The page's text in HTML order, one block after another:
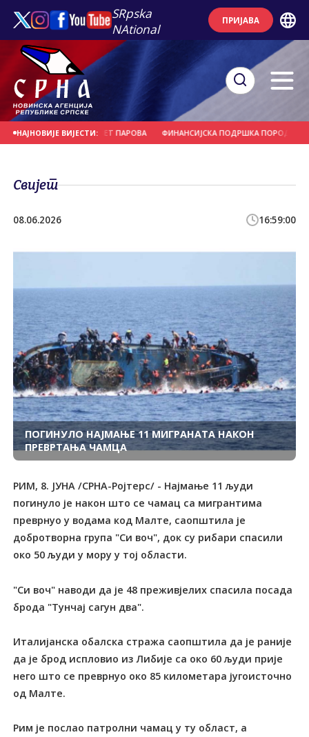
SRpska
NAtional
ПРИЈАВА
НАЈНОВИЈЕ ВИЈЕСТИ:
ВЈЕНЧАЊУ ДЕВЕТ ПАРОВА ФИНАНСИЈСКА ПОДРШКА ПОРОДИЦИ И
Свијет
08.06.2026 16:59:00
ПОГИНУЛО НАЈМАЊЕ 11 МИГРАНАТА НАКОН
ПРЕВРТАЊА ЧАМЦА
РИМ, 8. ЈУНА /СРНА-Ројтерс/ - Најмање 11 људи
погинуло је након што се чамац са мигрантима
преврнуо у водама код Малте, саопштила је
добротворна група "Си воч", док су рибари спасили
око 50 људи у мору у тој области.
"Си воч" наводи да је 48 преживјелих спасила посада
брода "Тунчај сагун два".
Италијанска обалска стража саопштила да је раније
да је брод испловио из Либије са око 60 људи прије
него што се преврнуо око 85 километара југоисточно
од Малте.
Рим је послао патролни чамац у ту област, а